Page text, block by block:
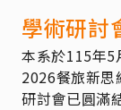
學術研討
本系於115年
2026餐旅新思
研討會已圓滿